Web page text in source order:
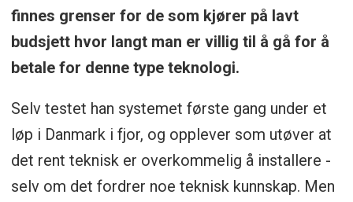
finnes grenser for de som kjører på lavt
budsjett hvor langt man er villig til å gå for å
betale for denne type teknologi.
Selv testet han systemet første gang under et
løp i Danmark i fjor, og opplever som utøver at
det rent teknisk er overkommelig å installere -
selv om det fordrer noe teknisk kunnskap. Men